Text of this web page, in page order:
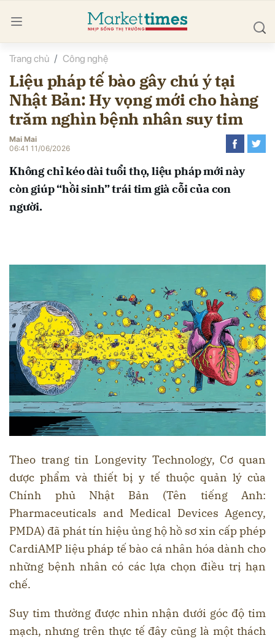
Trang chủ Công nghệ
Liệu pháp tế bào gây chú ý tại
Nhật Bản: Hy vọng mới cho hàng
trăm nghìn bệnh nhân suy tim
Mai Mai
06:41 11/06/2026
Không chỉ kéo dài tuổi thọ, liệu pháp mới này
còn giúp “hồi sinh” trái tim già cỗi của con
người.
Theo trang tin Longevity Technology, Cơ quan
dược phẩm và thiết bị y tế thuộc quản lý của
Chính phủ Nhật Bản (Tên tiếng Anh:
Pharmaceuticals and Medical Devices Agency,
PMDA) đã phát tín hiệu ủng hộ hồ sơ xin cấp phép
CardiAMP liệu pháp tế bào cá nhân hóa dành cho
những bệnh nhân có các lựa chọn điều trị hạn
chế.
Suy tim thường được nhìn nhận dưới góc độ tim
mạch, nhưng trên thực tế đây cũng là một thách
luận